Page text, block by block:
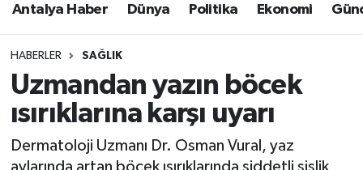
Antalya Haber Dünya Politika Ekonomi
HABERLER SAĞLIK
Uzmandan yazın böcek
ısırıklarına karşı uyarı
Dermatoloji Uzmanı Dr. Osman Vural, yaz
aylarında artan böcek ısırıklarında şiddetli şişlik,
Genel
Güncel
Tüm Manşetler
Son Dakika Haberleri